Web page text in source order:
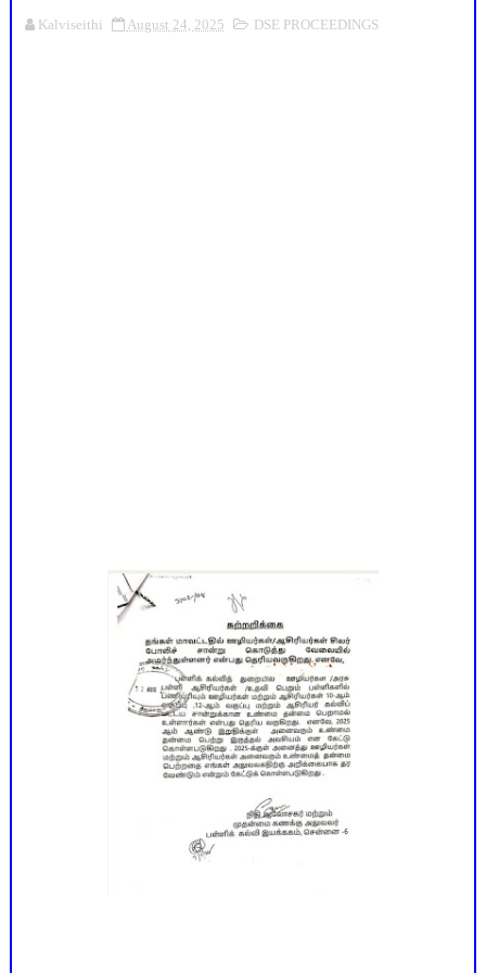
Kalviseithi August 24, 2025 DSE PROCEEDINGS